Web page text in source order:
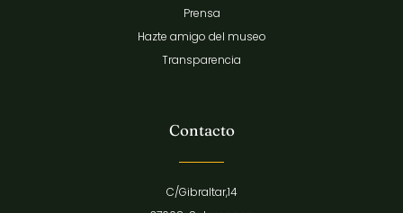
Prensa
Hazte amigo del museo
Transparencia
Contacto
C/Gibraltar,14